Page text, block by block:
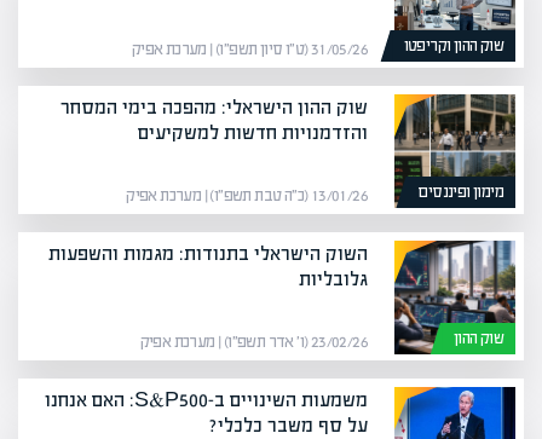
שוק ההון וקריפטו 31/05/26 (ט״ו סיון תשפ״ו) | מערכת אפיק
מימון ופיננסים
שוק ההון הישראלי: מהפכה בימי המסחר
והזדמנויות חדשות למשקיעים
13/01/26 (כ״ה טבת תשפ״ו) | מערכת אפיק
שוק ההון
השוק הישראלי בתנודות: מגמות והשפעות
גלובליות
23/02/26 (ו׳ אדר תשפ״ו) | מערכת אפיק
משמעות השינויים ב-S&P500: האם אנחנו
על סף משבר כלכלי?